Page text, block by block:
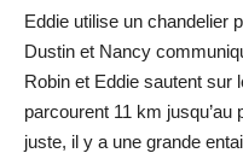
Eddie utilise un chandelier
Dustin et Nancy
Robin et Eddie sautent sur
parcourent 11 km
juste, il y a une grande